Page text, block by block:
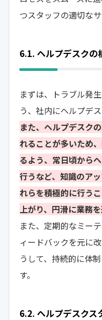
つスタッフの適切な
6.1. ヘルプデスクの
まずは、トラブル発
う、社内にヘルプデ
また、ヘルプデスク
れることが多いため
るよう、常日頃から
行うなど、知識のア
れらを積極的に行う
上がり、円滑に業務
また、定期的なミー
ィードバックを元に
うして、持続的に体
す。
6.2. ヘルプデスクス